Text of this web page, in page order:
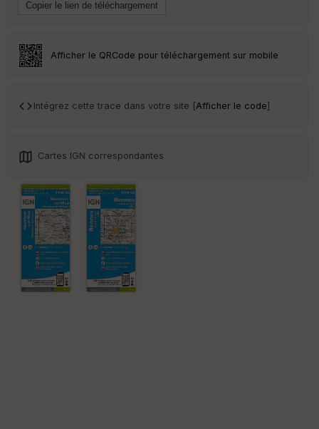
Afficher le QRCode pour téléchargement sur mobile
Intégrez cette trace dans votre site [Afficher le code]
Cartes IGN correspondantes